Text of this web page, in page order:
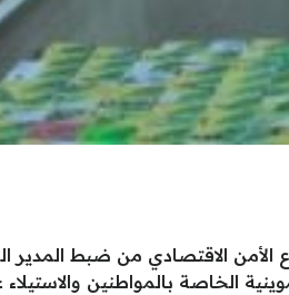
الأمن الاقتصادي من ضبط
الخاصة بالمواطنين والاستيلاء